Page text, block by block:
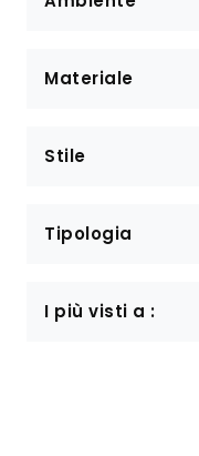
Materiale
Stile
Tipologia
I più visti a :